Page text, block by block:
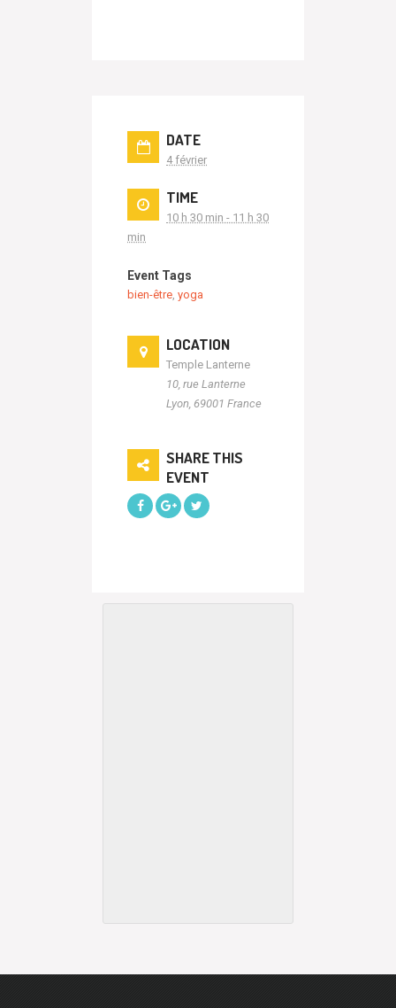
DATE
4 février
TIME
10 h 30 min - 11 h 30
min
Event Tags
bien-être yoga
LOCATION
Temple Lanterne
10, rue Lanterne
Lyon 69001 France
SHARE THIS
EVENT